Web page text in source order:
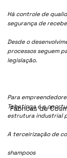
Há controle de
segurança de
Desde o
processos seguem
legislação.
Para
Tabatinga é a
estrutura industrial
A terceirização de
shampoos
Fábricas de